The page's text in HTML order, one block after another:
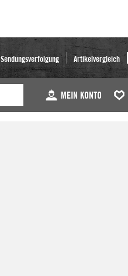
Sendungsverfolgung Artikelvergleich
MEIN KONTO